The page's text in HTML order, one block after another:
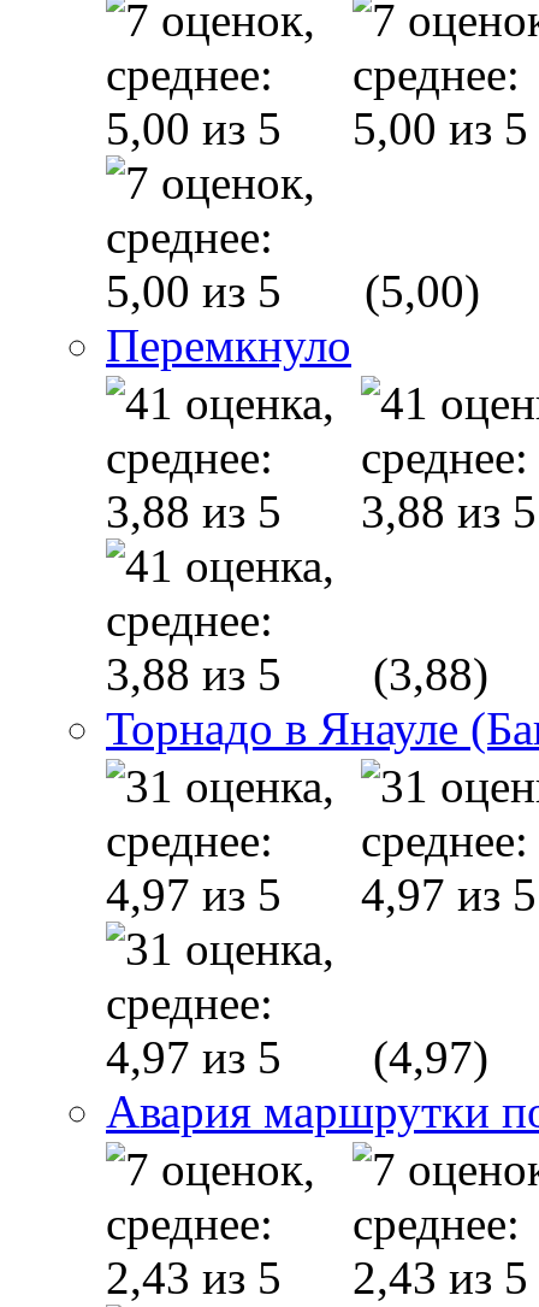
(5,00)
Перемкнуло
(3,88)
Торнадо в Янауле
(4,97)
Авария маршрутки